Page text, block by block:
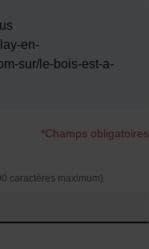
en-
sur/le-bois-est-a-
*Champs obligatoires
caractères maximum)